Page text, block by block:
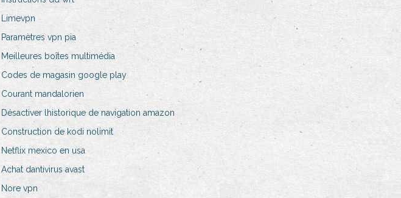
Limevpn
Paramètres vpn pia
Meilleures boîtes multimédia
Codes de magasin google play
Courant mandalorien
Désactiver lhistorique de navigation amazon
Construction de kodi nolimit
Netflix mexico en usa
Achat dantivirus avast
Nore vpn